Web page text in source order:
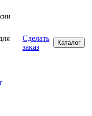
Сделать
заказ
Каталог